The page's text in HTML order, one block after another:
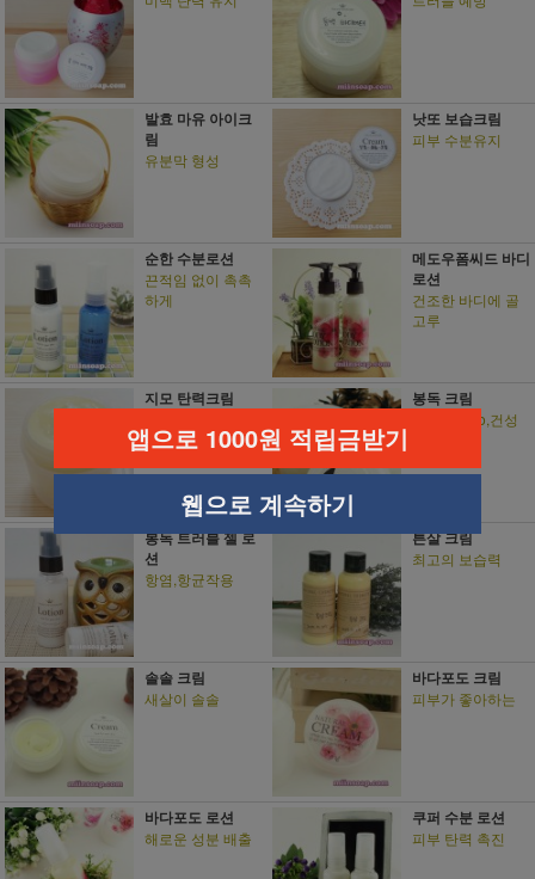
발효 마유 아이크
림
유분막 형성
낫또 보습크림
피부 수분유지
순한 수분로션
끈적임 없이 촉촉
하게
메도우폼씨드 바디
로션
건조한 바디에 골
고루
지모 탄력크림 봉독 크림
지성피부no,건성
봉독 트러블 젤 로
션
항염,항균작용
튼살 크림
최고의 보습력
솔솔 크림
새살이 솔솔
바다포도 크림
피부가 좋아하는
바다포도 로션
해로운 성분 배출
쿠퍼 수분 로션
피부 탄력 촉진
앱으로 1000원 적립금받기
웹으로 계속하기